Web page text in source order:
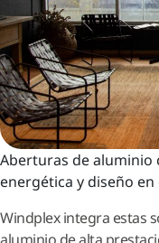
Aberturas de aluminio
energética y diseño
Windplex integra estas